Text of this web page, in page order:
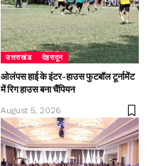
उत्तराखंड देहरादून
ओलंपस हाई के इंटर-हाउस फुटबॉल टूर्नामेंट
में रिग हाउस बना चैंपियन
August 5, 2026